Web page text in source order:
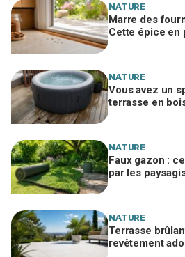
NATURE
Marre des
Cette épice en
NATURE
Vous avez un
terrasse en
NATURE
Faux gazon :
par les
NATURE
Terrasse
revêtement